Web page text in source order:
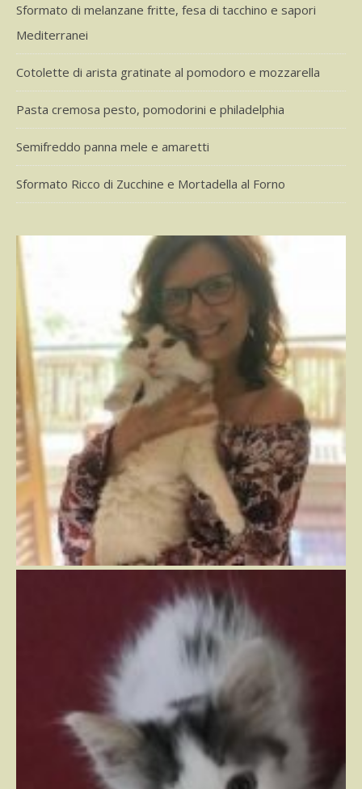
Sformato di melanzane fritte, fesa di tacchino e sapori
Mediterranei
Cotolette di arista gratinate al pomodoro e mozzarella
Pasta cremosa pesto, pomodorini e philadelphia
Semifreddo panna mele e amaretti
Sformato Ricco di Zucchine e Mortadella al Forno